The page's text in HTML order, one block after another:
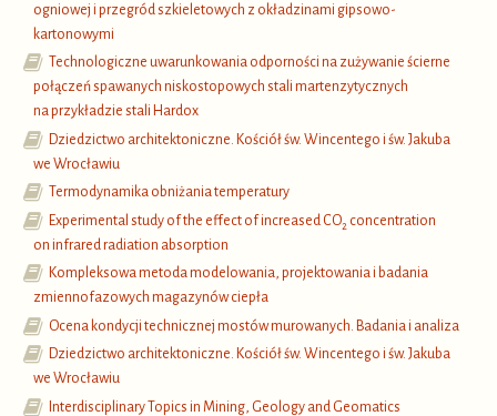
ogniowej i przegród szkieletowych z okładzinami gipsowo-
kartonowymi
Technologiczne uwarunkowania odporności na zużywanie ścierne
połączeń spawanych niskostopowych stali martenzytycznych
na przykładzie stali Hardox
Dziedzictwo architektoniczne. Kościół św. Wincentego i św. Jakuba
we Wrocławiu
Termodynamika obniżania temperatury
Experimental study of the effect of increased CO2 concentration
on infrared radiation absorption
Kompleksowa metoda modelowania, projektowania i badania
zmiennofazowych magazynów ciepła
Ocena kondycji technicznej mostów murowanych. Badania i analiza
Dziedzictwo architektoniczne. Kościół św. Wincentego i św. Jakuba
we Wrocławiu
Interdisciplinary Topics in Mining, Geology and Geomatics